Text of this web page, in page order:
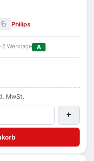
Philips
Werktage A
MwSt.
+